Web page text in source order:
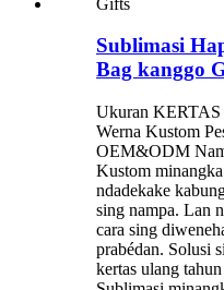
Sublimasi
Bag kanggo
Ukuran KERTAS
Werna Kustom
OEM&ODM
Kustom
ndadekake
sing nampa. Lan
cara sing
prabédan. Solusi
kertas ulang